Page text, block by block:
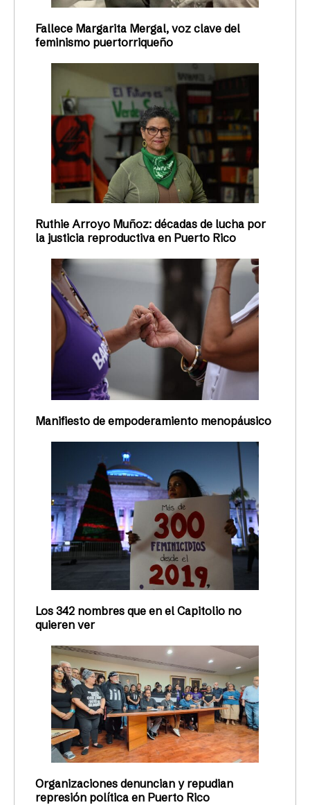
Fallece Margarita Mergal, voz clave del
feminismo puertorriqueño
Ruthie Arroyo Muñoz: décadas de lucha por
la justicia reproductiva en Puerto Rico
Manifiesto de empoderamiento menopáusico
Los 342 nombres que en el Capitolio no
quieren ver
Organizaciones denuncian y repudian
represión política en Puerto Rico